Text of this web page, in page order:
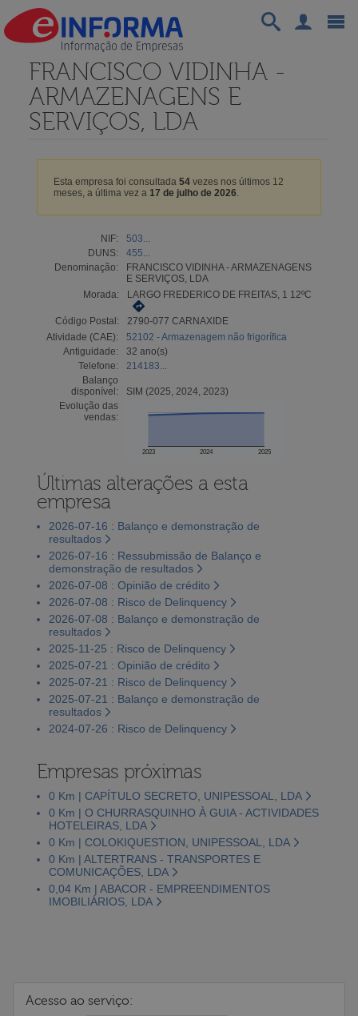
FRANCISCO VIDINHA -
ARMAZENAGENS E
SERVIÇOS, LDA
Esta empresa foi consultada 54vezes nos últimos 12
meses, a última vez a 17 de julho de 2026.
NIF:
503...
DUNS:
455...
Denominação:
FRANCISCO VIDINHA - ARMAZENAGENS
E SERVIÇOS, LDA
Morada:
LARGO FREDERICO DE FREITAS, 1 12ºC
Código Postal:
2790-077 CARNAXIDE
Atividade (CAE):
52102 - Armazenagem não frigorífica
Antiguidade:
32 ano(s)
Telefone:
214183...
Balanço
disponível:
SIM (2025, 2024, 2023)
Evolução das
vendas:
2023 2024 2025
Últimas alterações a esta
empresa
2026-07-16 : Balanço e demonstração de
resultados
2026-07-16 : Ressubmissão de Balanço e
demonstração de resultados
2026-07-08 : Opinião de crédito
2026-07-08 : Risco de Delinquency
2026-07-08 : Balanço e demonstração de
resultados
2025-11-25 : Risco de Delinquency
2025-07-21 : Opinião de crédito
2025-07-21 : Risco de Delinquency
2025-07-21 : Balanço e demonstração de
resultados
2024-07-26 : Risco de Delinquency
Empresas próximas
0 Km | CAPÍTULO SECRETO, UNIPESSOAL, LDA
0 Km | O CHURRASQUINHO À GUIA - ACTIVIDADES
HOTELEIRAS, LDA
0 Km | COLOKIQUESTION, UNIPESSOAL, LDA
0 Km | ALTERTRANS - TRANSPORTES E
COMUNICAÇÕES, LDA
0,04 Km | ABACOR - EMPREENDIMENTOS
IMOBILIÁRIOS, LDA
Acesso ao serviço: